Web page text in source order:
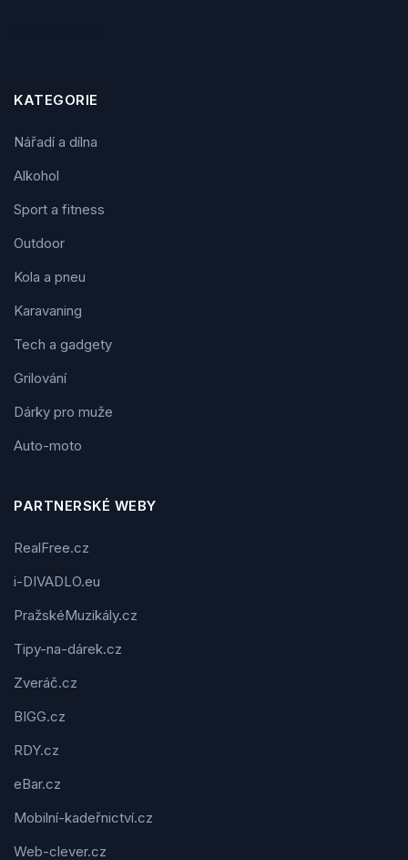
KATEGORIE
Nářadí a dílna
Alkohol
Sport a fitness
Outdoor
Kola a pneu
Karavaning
Tech a gadgety
Grilování
Dárky pro muže
Auto-moto
PARTNERSKÉ WEBY
RealFree.cz
i-DIVADLO.eu
PražskéMuzikály.cz
Tipy-na-dárek.cz
Zveráč.cz
BIGG.cz
RDY.cz
eBar.cz
Mobilní-kadeřnictví.cz
Web-clever.cz